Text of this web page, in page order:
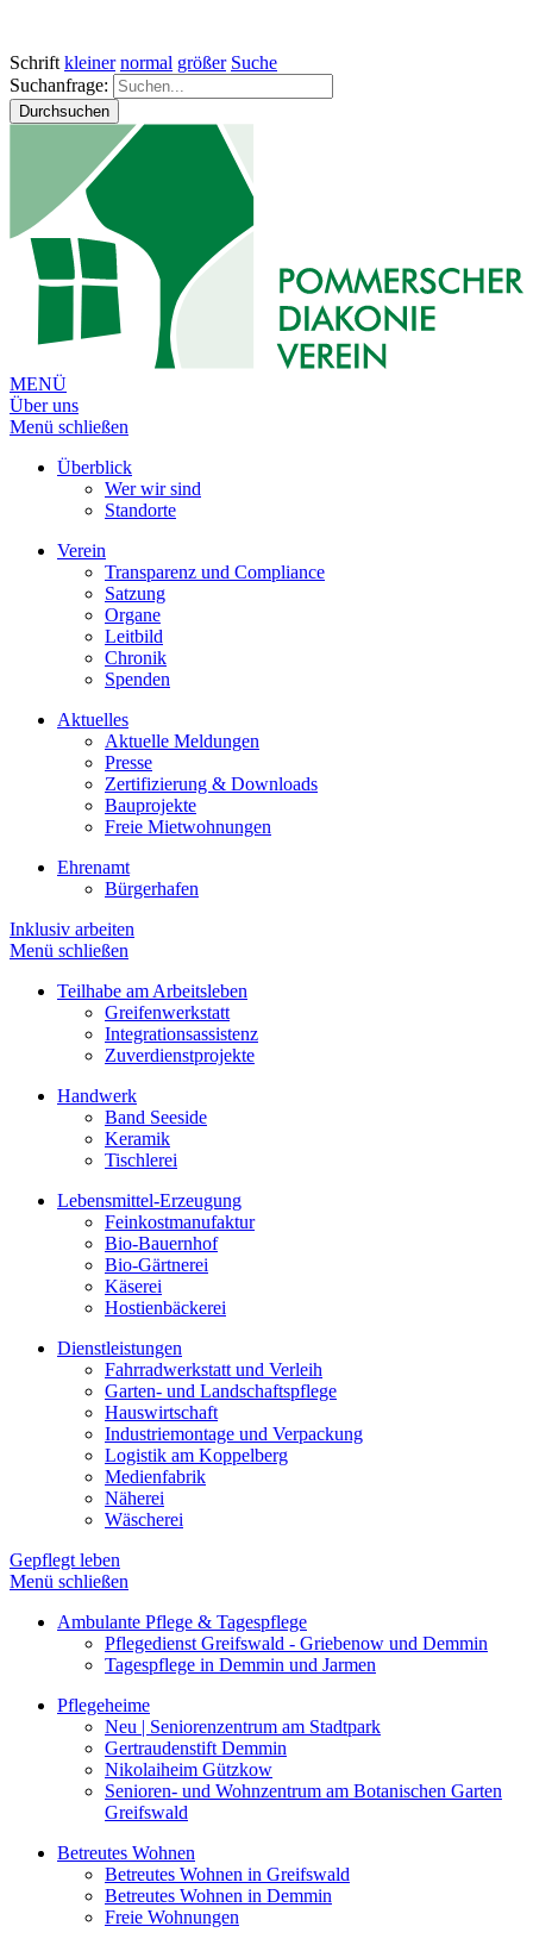
Schrift kleiner normal größer Suche
Suchanfrage:
Durchsuchen
MENÜ
Über uns
Menü schließen
Überblick
Wer wir sind
Standorte
Verein
Transparenz und Compliance
Satzung
Organe
Leitbild
Chronik
Spenden
Aktuelles
Aktuelle Meldungen
Presse
Zertifizierung & Downloads
Bauprojekte
Freie Mietwohnungen
Ehrenamt
Bürgerhafen
Inklusiv arbeiten
Menü schließen
Teilhabe am Arbeitsleben
Greifenwerkstatt
Integrationsassistenz
Zuverdienstprojekte
Handwerk
Band Seeside
Keramik
Tischlerei
Lebensmittel-Erzeugung
Feinkostmanufaktur
Bio-Bauernhof
Bio-Gärtnerei
Käserei
Hostienbäckerei
Dienstleistungen
Fahrradwerkstatt und Verleih
Garten- und Landschaftspflege
Hauswirtschaft
Industriemontage und Verpackung
Logistik am Koppelberg
Medienfabrik
Näherei
Wäscherei
Gepflegt leben
Menü schließen
Ambulante Pflege & Tagespflege
Pflegedienst Greifswald - Griebenow und Demmin
Tagespflege in Demmin und Jarmen
Pflegeheime
Neu | Seniorenzentrum am Stadtpark
Gertraudenstift Demmin
Nikolaiheim Gützkow
Senioren- und Wohnzentrum am Botanischen Garten
Greifswald
Betreutes Wohnen
Betreutes Wohnen in Greifswald
Betreutes Wohnen in Demmin
Freie Wohnungen